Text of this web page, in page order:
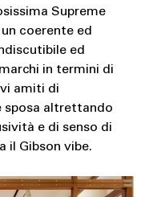
Supreme
coerente ed
ed
in termini di
amiti di
sposa altrettando
e di senso di
il Gibson vibe.